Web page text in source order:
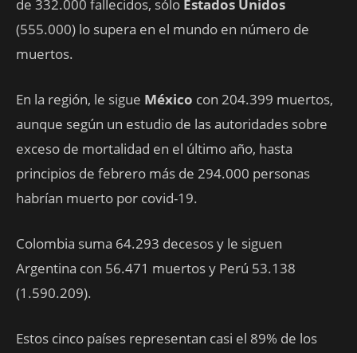
de 332.000 fallecidos, sólo Estados Unidos
(555.000) lo supera en el mundo en número de
muertos.
En la región, le sigue México con 204.399 muertos,
aunque según un estudio de las autoridades sobre
exceso de mortalidad en el último año, hasta
principios de febrero más de 294.000 personas
habrían muerto por covid-19.
Colombia suma 64.293 decesos y le siguen
Argentina con 56.471 muertos y Perú 53.138
(1.590.209).
Estos cinco países representan casi el 89% de los